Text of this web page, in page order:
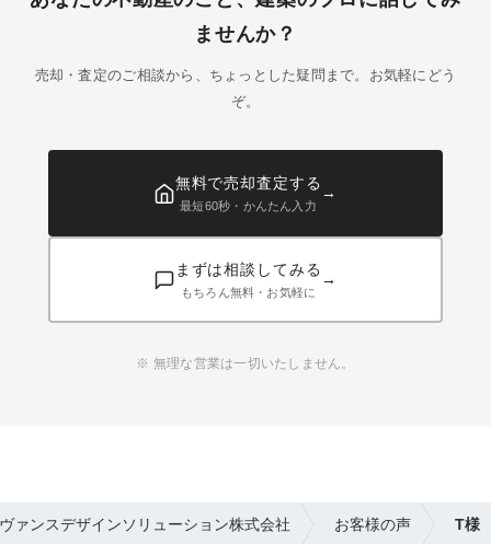
本当にありがとうございました。
ませんか？
売却・査定のご相談から、ちょっとした疑問まで。お気軽にどう
ぞ。
無料で売却査定する
最短60秒・かんたん入力
まずは相談してみる
もちろん無料・お気軽に
※ 無理な営業は一切いたしません。
ァンスデザインソリューション株式会社 お客様の声 T様